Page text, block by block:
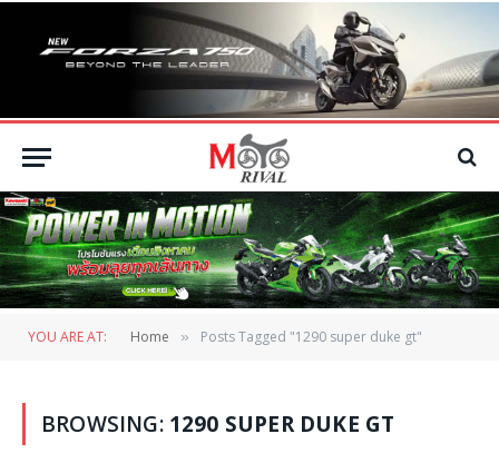
YOU ARE AT: Home » Posts Tagged "1290 super duke gt"
BROWSING: 1290 SUPER DUKE GT